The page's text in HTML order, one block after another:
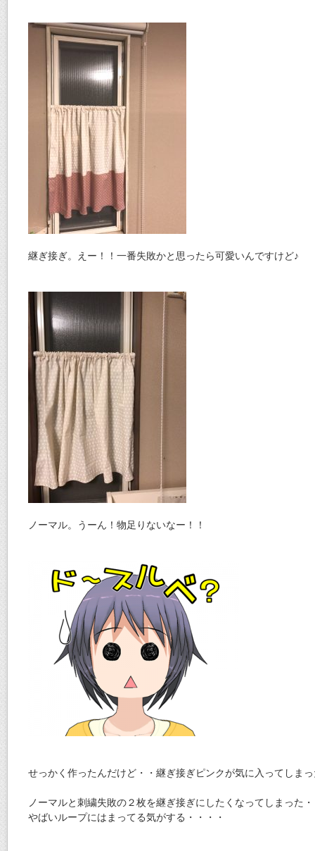
継ぎ接ぎ。えー！！一番失敗かと思ったら可愛いんですけど♪
ノーマル。うーん！物足りないなー！！
せっかく作ったんだけど・・継ぎ接ぎピンクが気に入ってしま
ノーマルと刺繍失敗の２枚を継ぎ接ぎにしたくなってしまった
やばいループにはまってる気がする・・・・